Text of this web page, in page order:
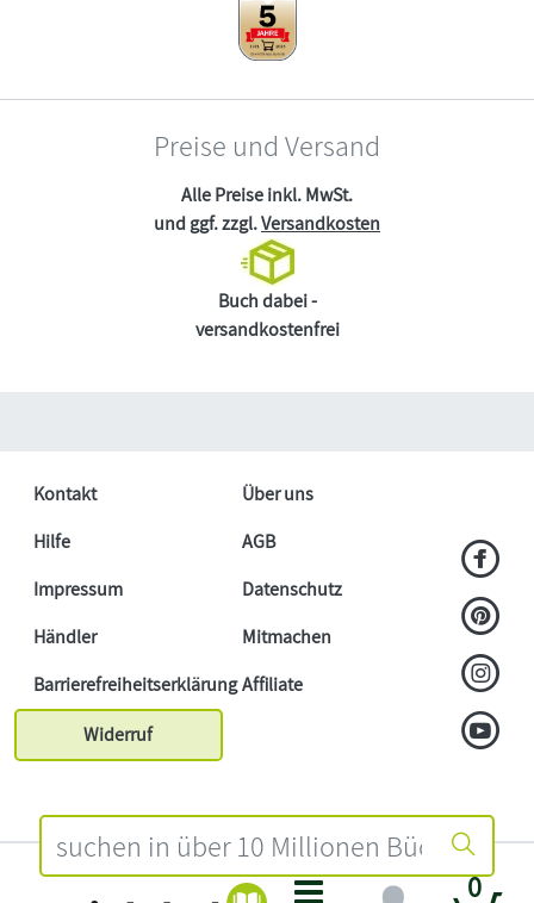
0
Preise und Versand
Alle Preise inkl. MwSt.
und ggf. zzgl.Versandkosten
Buch dabei -
versandkostenfrei
Kontakt
Über uns
Hilfe
AGB
Impressum
Datenschutz
Händler
Mitmachen
BarrierefreiheitserklärungAffiliate
Widerruf